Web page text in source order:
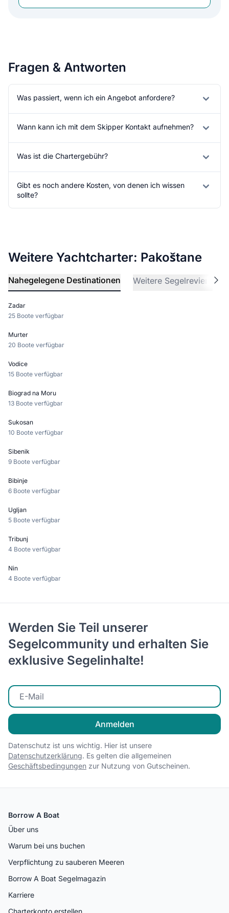
Fragen & Antworten
Was passiert, wenn ich ein Angebot anfordere?
Wann kann ich mit dem Skipper Kontakt aufnehmen?
Was ist die Chartergebühr?
Gibt es noch andere Kosten, von denen ich wissen
sollte?
Weitere Yachtcharter: Pakoštane
Nahegelegene Destinationen Weitere Segelreviere
Zadar
25 Boote verfügbar
Murter
20 Boote verfügbar
Vodice
15 Boote verfügbar
Biograd na Moru
13 Boote verfügbar
Sukosan
10 Boote verfügbar
Sibenik
9 Boote verfügbar
Bibinje
6 Boote verfügbar
Ugljan
5 Boote verfügbar
Tribunj
4 Boote verfügbar
Nin
4 Boote verfügbar
Werden Sie Teil unserer
Segelcommunity und erhalten Sie
exklusive Segelinhalte!
E-Mail eingeben
Anmelden
Datenschutz ist uns wichtig. Hier ist unsere
Datenschutzerklärung. Es gelten die allgemeinen
Geschäftsbedingungen zur Nutzung von Gutscheinen.
Borrow A Boat
Über uns
Warum bei uns buchen
Verpflichtung zu sauberen Meeren
Borrow A Boat Segelmagazin
Karriere